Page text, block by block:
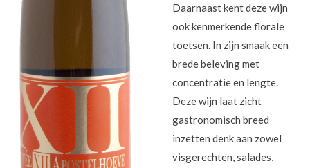
Daarnaast kent deze wijn
ook kenmerkende florale
toetsen. In zijn smaak een
brede beleving met
concentratie en lengte.
Deze wijn laat zicht
gastronomisch breed
inzetten denk aan zowel
visgerechten, salades,